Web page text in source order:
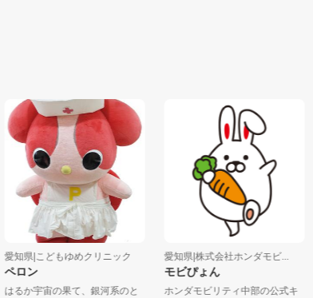
愛知県|こどもゆめクリニック
ペロン
はるか宇宙の果て、銀河系のと
愛知県|株式会社ホンダモビ...
モビぴょん
ホンダモビリティ中部の公式キ